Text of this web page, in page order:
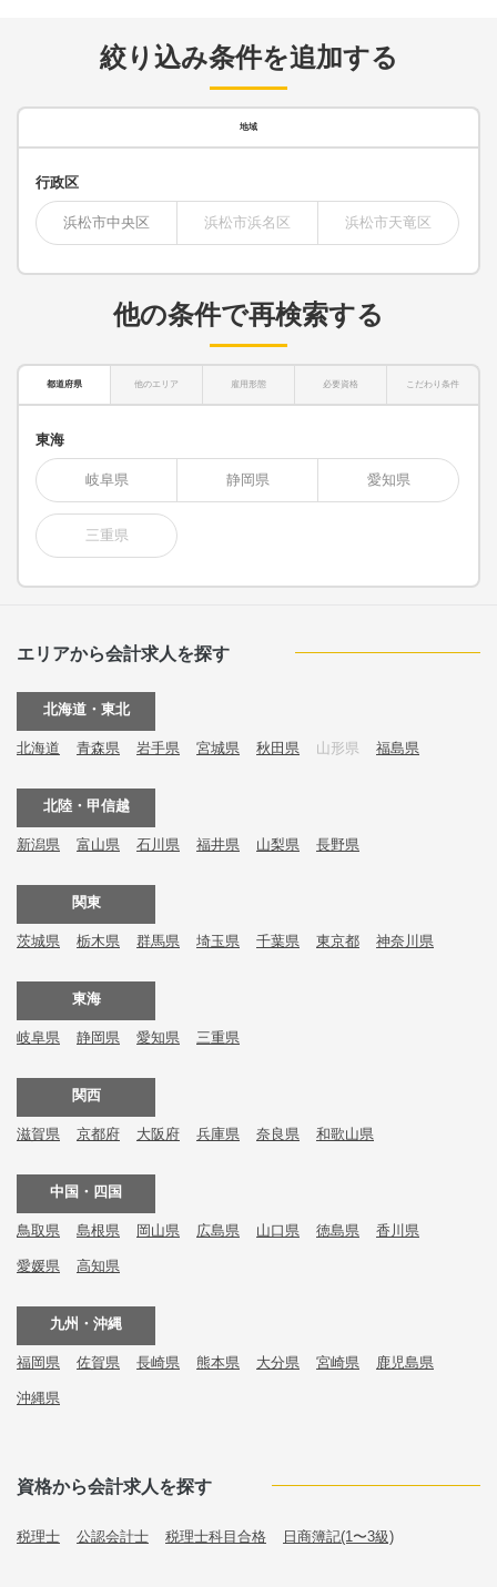
絞り込み条件を追加する
地域
行政区
浜松市中央区 浜松市浜名区 浜松市天竜区
他の条件で再検索する
都道府県 他のエリア 雇用形態 必要資格 こだわり条件
東海
岐阜県 静岡県 愛知県
三重県
エリアから会計求人を探す
北海道・東北
北海道 青森県 岩手県 宮城県 秋田県 山形県 福島県
北陸・甲信越
新潟県 富山県 石川県 福井県 山梨県 長野県
関東
茨城県 栃木県 群馬県 埼玉県 千葉県 東京都 神奈川県
東海
岐阜県 静岡県 愛知県 三重県
関西
滋賀県 京都府 大阪府 兵庫県 奈良県 和歌山県
中国・四国
鳥取県 島根県 岡山県 広島県 山口県 徳島県 香川県
愛媛県 高知県
九州・沖縄
福岡県 佐賀県 長崎県 熊本県 大分県 宮崎県 鹿児島県
沖縄県
資格から会計求人を探す
税理士 公認会計士 税理士科目合格 日商簿記(1〜3級)